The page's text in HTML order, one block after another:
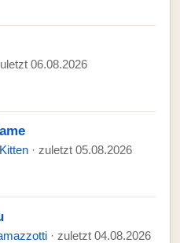
06.08.2026
· zuletzt 05.08.2026
· zuletzt 04.08.2026